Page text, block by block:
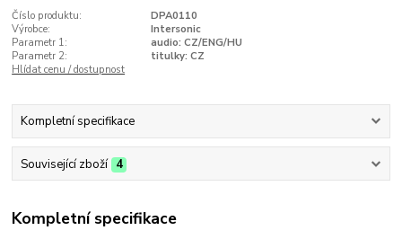
Číslo produktu:
DPA0110
Výrobce:
Intersonic
Parametr 1:
audio: CZ/ENG/HU
Parametr 2:
titulky: CZ
Hlídat cenu / dostupnost
Kompletní specifikace
Související zboží 4
Kompletní specifikace